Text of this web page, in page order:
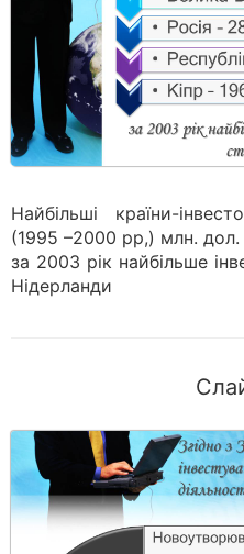
Найбільші країни-
(1995 –2000 рр,) млн.
за 2003 рік найбільше
Нідерланди